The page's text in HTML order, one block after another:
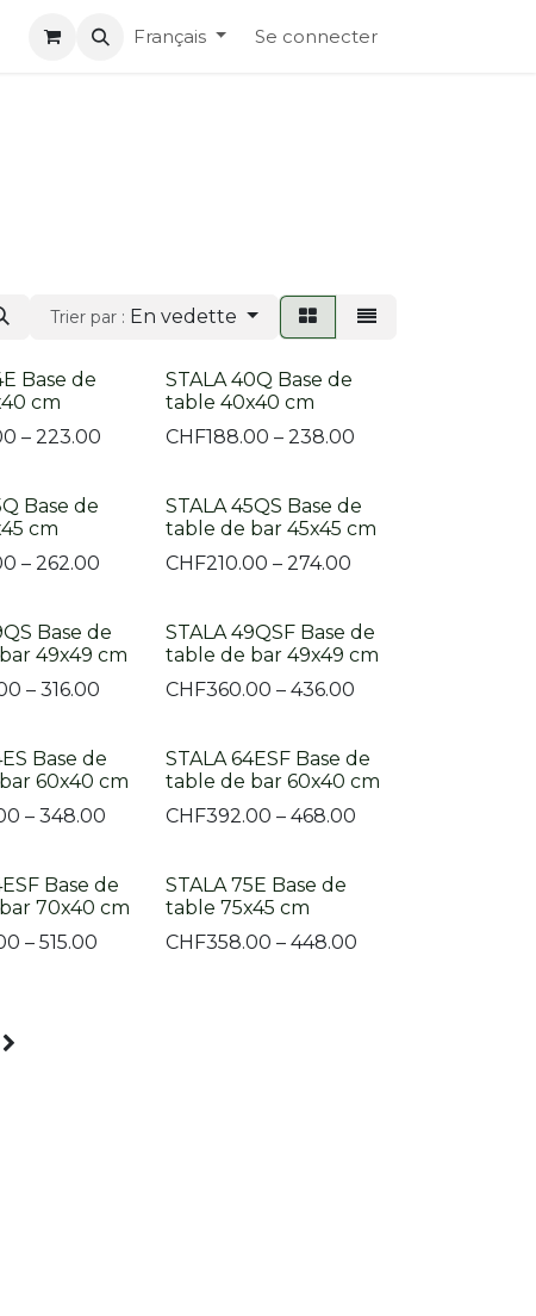
Français Se connecter
Trier par : En vedette
Base de
cm
– 223.00
STALA 40Q Base de
table 40x40 cm
CHF188.00 – 238.00
Base de
cm
– 262.00
STALA 45QS Base de
table de bar 45x45 cm
CHF210.00 – 274.00
Base de
49x49 cm
– 316.00
STALA 49QSF Base de
table de bar 49x49 cm
CHF360.00 – 436.00
Base de
60x40 cm
– 348.00
STALA 64ESF Base de
table de bar 60x40 cm
CHF392.00 – 468.00
Base de
70x40 cm
– 515.00
STALA 75E Base de
table 75x45 cm
CHF358.00 – 448.00